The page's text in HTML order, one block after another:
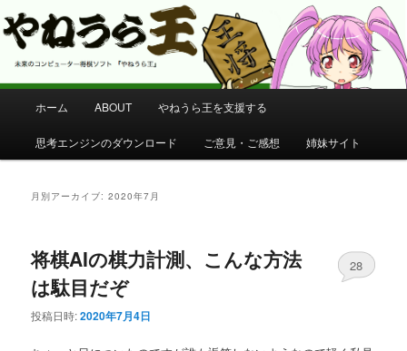
やねうら王 公式サイト
コンピューター将棋 やねうら王 公式サイト
メ
メ
イ
ン
テ
サ
ブ
テ
ン
ホーム ABOUT やねうら王を支援する
思考エンジンのダウンロード ご意見・ご感想 姉妹サイト
月別アーカイブ:2020年7月
将棋AIの棋力計測、こんな方法
は駄目だぞ
投稿日時:2020年7月4日
28